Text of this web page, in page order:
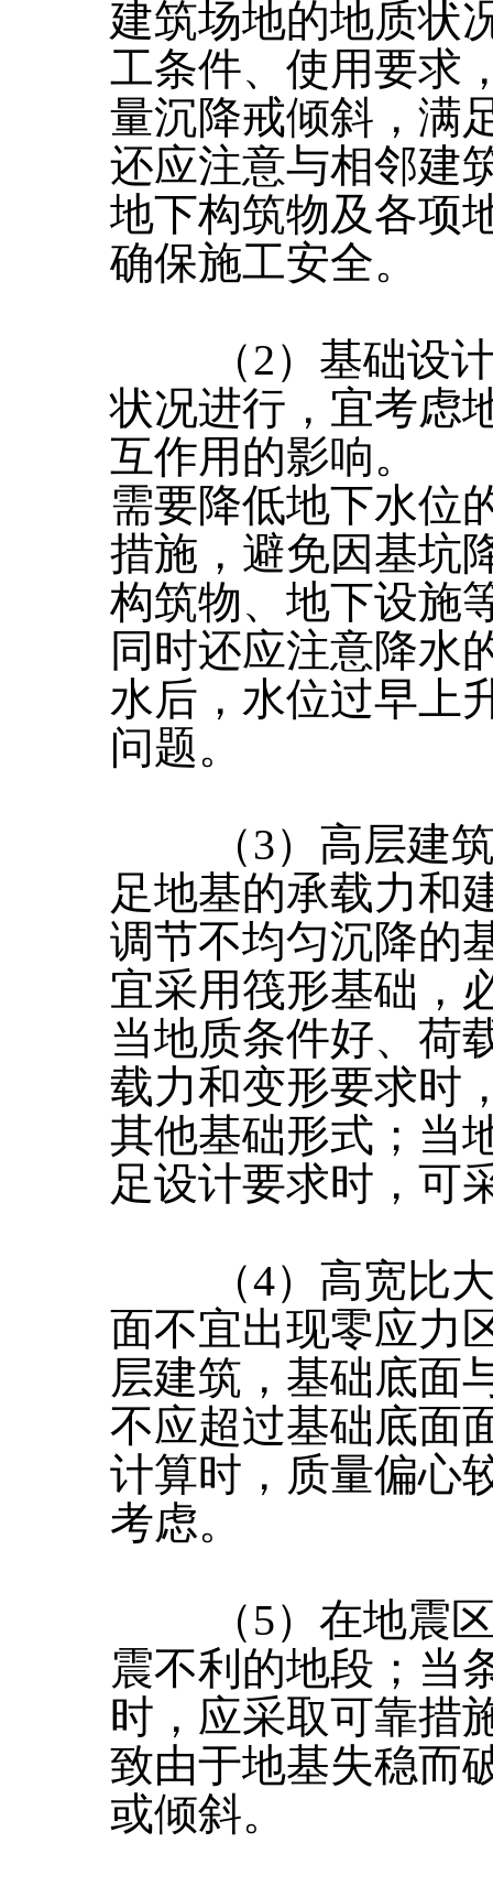
建筑场地的地质状
工条件、使用要求
量沉降戒倾斜，满
还应注意与相邻建
地下构筑物及各项
确保施工安全。
（2）基础设计
状况进行，宜考虑
互作用的影响。
需要降低地下水位
措施，避免因基坑
构筑物、地下设施
同时还应注意降水
水后，水位过早上
问题。
（3）高层建筑
足地基的承载力和
调节不均匀沉降的
宜采用筏形基础，
当地质条件好、荷
载力和变形要求时
其他基础形式；当
足设计要求时，可
（4）高宽比大
面不宜出现零应力
层建筑，基础底面
不应超过基础底面
计算时，质量偏心
考虑。
（5）在地震区
震不利的地段；当
时，应采取可靠措
致由于地基失稳而
或倾斜。